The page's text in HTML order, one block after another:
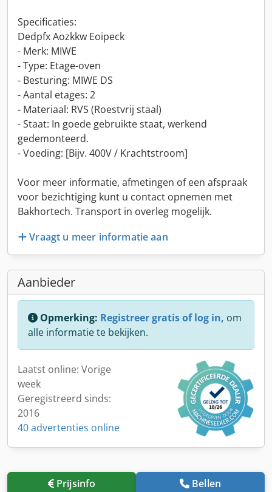
Specificaties:
Dedpfx Aozkkw Eoipeck
- Merk: MIWE
- Type: Etage-oven
- Besturing: MIWE DS
- Aantal etages: 2
- Materiaal: RVS (Roestvrij staal)
- Staat: In goede gebruikte staat, werkend
gedemonteerd.
- Voeding: [Bijv. 400V / Krachtstroom]
Voor meer informatie, afmetingen of een afspraak
voor bezichtiging kunt u contact opnemen met
Bakhortech. Transport in overleg mogelijk.
Vraagt u meer informatie aan
Aanbieder
Opmerking: Registreer gratis of log in, om
alle informatie te bekijken.
Laatst online: Vorige
week
Geregistreerd sinds:
2016
40 advertenties online
Prijsinfo Bellen